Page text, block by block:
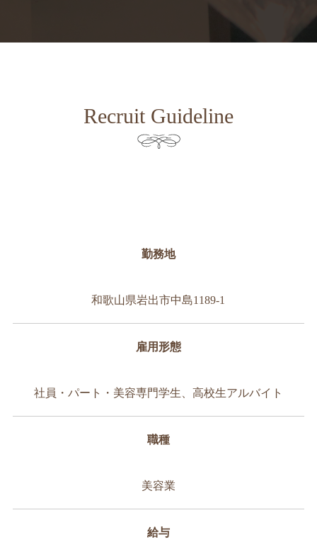
Recruit Guideline
勤務地
和歌山県岩出市中島1189-1
雇用形態
社員・パート・美容専門学生、高校生アルバイト
職種
美容業
給与